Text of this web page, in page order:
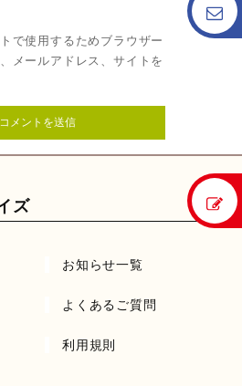
で使用するためブラウザー
メールアドレス、サイトを
ズ
お知らせ一覧
よくあるご質問
利用規則